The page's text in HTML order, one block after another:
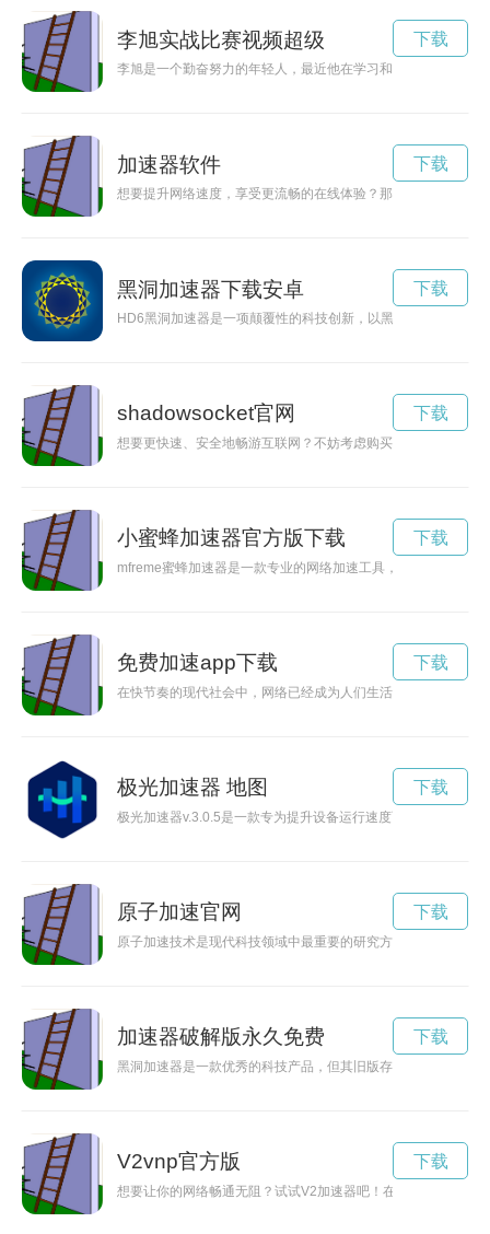
李旭实战比赛视频超级
李旭是一个勤奋努力的年轻人，最近他在学习和工作中展现出
下载
加速器软件
想要提升网络速度，享受更流畅的在线体验？那就来了解一下西
下载
黑洞加速器下载安卓
HD6黑洞加速器是一项颠覆性的科技创新，以黑洞为灵感，能
下载
shadowsocket官网
想要更快速、安全地畅游互联网？不妨考虑购买小火箭
下载
小蜜蜂加速器官方版下载
mfreme蜜蜂加速器是一款专业的网络加速工具，能够帮助用户
下载
免费加速app下载
在快节奏的现代社会中，网络已经成为人们生活中不可或缺的
下载
极光加速器 地图
极光加速器v.3.0.5是一款专为提升设备运行速度而设计的软件
下载
原子加速官网
原子加速技术是现代科技领域中最重要的研究方向之一，通过
下载
加速器破解版永久免费
黑洞加速器是一款优秀的科技产品，但其旧版存在一些功能限
下载
V2vnp官方版
想要让你的网络畅通无阻？试试V2加速器吧！在官网下载最新
下载